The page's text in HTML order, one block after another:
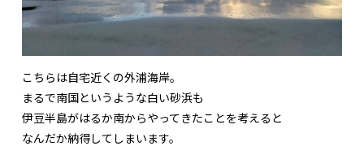
こちらは自宅近くの外浦海岸。
まるで南国というような白い砂浜も
伊豆半島がはるか南からやってきたことを考えると
なんだか納得してしまいます。